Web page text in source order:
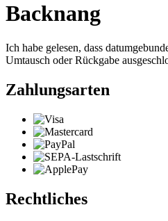
Backnang
Ich habe gelesen, dass
Umtausch oder Rückgabe
Zahlungsarten
Rechtliches